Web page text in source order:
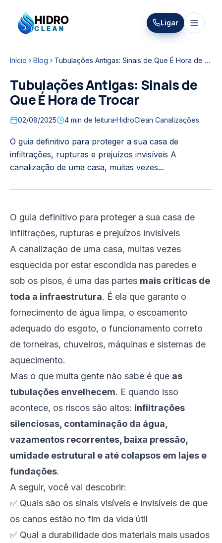
HIDRO
CLEAN
HidroClean Canalizações
Ligar
Início Blog Tubulações Antigas: Sinais de Que É Hora de Trocar
Tubulações Antigas: Sinais de
Que É Hora de Trocar
02/08/2025 4 min de leitura HidroClean Canalizações
O guia definitivo para proteger a sua casa de
infiltrações, rupturas e prejuízos invisíveis A
canalização de uma casa, muitas vezes...
O guia definitivo para proteger a sua casa de
infiltrações, rupturas e prejuízos invisíveis
A canalização de uma casa, muitas vezes
esquecida por estar escondida nas paredes e
sob os pisos, é uma das partes mais críticas de
toda a infraestrutura. É ela que garante o
fornecimento de água limpa, o escoamento
adequado do esgoto, o funcionamento correto
de torneiras, chuveiros, máquinas e sistemas de
aquecimento.
Mas o que muita gente não sabe é que as
tubulações envelhecem. E quando isso
acontece, os riscos são altos: infiltrações
silenciosas, contaminação da água,
vazamentos recorrentes, baixa pressão,
umidade estrutural e até colapsos em lajes e
fundações.
A seguir, você vai descobrir:
✅ Quais são os sinais visíveis e invisíveis de que
os canos estão no fim da vida útil
✅ Qual a durabilidade dos materiais mais usados